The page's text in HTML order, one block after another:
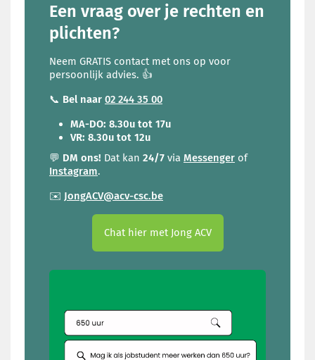
Een vraag over je rechten en
plichten?
Neem GRATIS contact met ons op voor
persoonlijk advies. 👍
📞 Bel naar 02 244 35 00
MA-DO: 8.30u tot 17u
VR: 8.30u tot 12u
💬 DM ons! Dat kan 24/7 via Messenger of
Instagram.
✉️ JongACV@acv-csc.be
Chat hier met Jong ACV